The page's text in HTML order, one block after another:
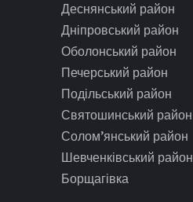
Деснянський район
Дніпровський район
Оболонський район
Печерський район
Подільський район
Святошинський район
Солом’янський район
Шевченківський район
Борщагівка